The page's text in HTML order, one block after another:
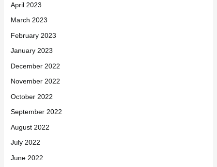
April 2023
March 2023
February 2023
January 2023
December 2022
November 2022
October 2022
September 2022
August 2022
July 2022
June 2022